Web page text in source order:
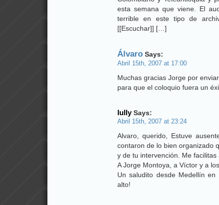
esta semana que viene. El
terrible en este tipo de
[[Escuchar]] […]
Álvaro Says:
Abril 15th, 2007 at 17:00
Muchas gracias Jorge por
para que el coloquio fuera un
lullySays:
Abril 15th, 2007 at 23:24
Alvaro, querido, Estuve
contaron de lo bien organizado
y de tu intervención. Me
A Jorge Montoya, a Víctor y a
Un saludito desde Medellín
alto!